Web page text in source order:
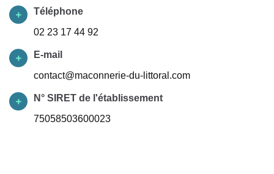
Téléphone
02 23 17 44 92
E-mail
contact@maconnerie-du-littoral.com
N° SIRET de l'établissement
75058503600023